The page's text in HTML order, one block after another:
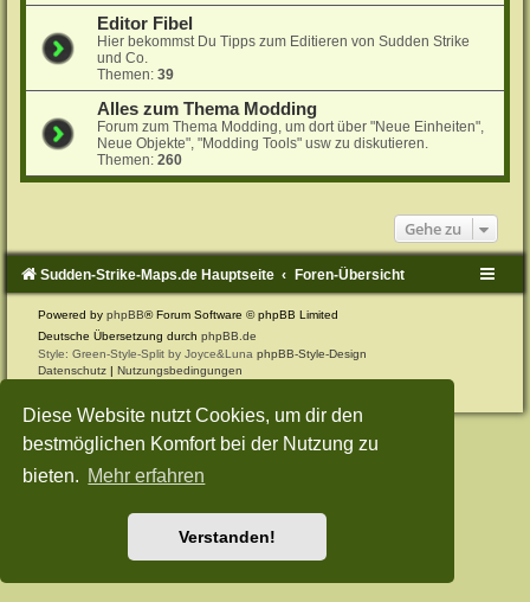
Diese Website nutzt Cookies, um dir den
bestmöglichen Komfort bei der Nutzung zu
bieten. Mehr erfahren
Verstanden!
Editor Fibel
Hier bekommst Du Tipps zum Editieren von Sudden Strike
und Co.
Themen:39
Alles zum Thema Modding
Forum zum Thema Modding, um dort über "Neue Einheiten",
Neue Objekte", "Modding Tools" usw zu diskutieren.
Themen:260
Gehe zu
Sudden-Strike-Maps.de Hauptseite Foren-Übersicht
Powered byphpBB® Forum Software © phpBB Limited
Deutsche Übersetzung durchphpBB.de
Style: Green-Style-Split by Joyce&LunaphpBB-Style-Design
Datenschutz
Nutzungsbedingungen